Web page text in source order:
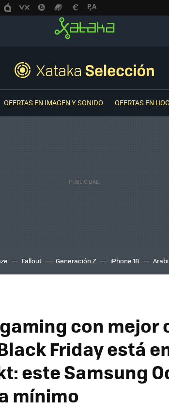
OFERTAS EN IMAGEN Y SONIDO OFERTAS EN
Fallout Generación Z iPhone 18
con mejor
Friday está
este Samsung
mínimo